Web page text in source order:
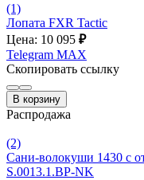
(1)
Лопата FXR Tactic
Цена: 10 095 ₽
Telegram MAX
Скопировать ссылку
В корзину
Распродажа
(2)
Сани-волокуши 1430 с
S.0013.1.BP-NK